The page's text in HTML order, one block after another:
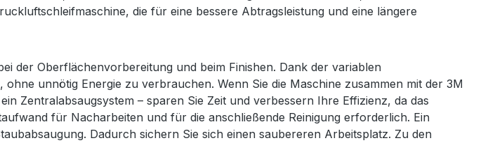
die für eine bessere Abtragsleistung und eine längere
der Oberflächenvorbereitung und beim Finishen. Dank der variablen
unnötig Energie zu verbrauchen. Wenn Sie die Maschine zusammen mit der 3M
Zentralabsaugsystem – sparen Sie Zeit und verbessern Ihre Effizienz, da das
für Nacharbeiten und für die anschließende Reinigung erforderlich. Ein
Dadurch sichern Sie sich einen saubereren Arbeitsplatz. Zu den